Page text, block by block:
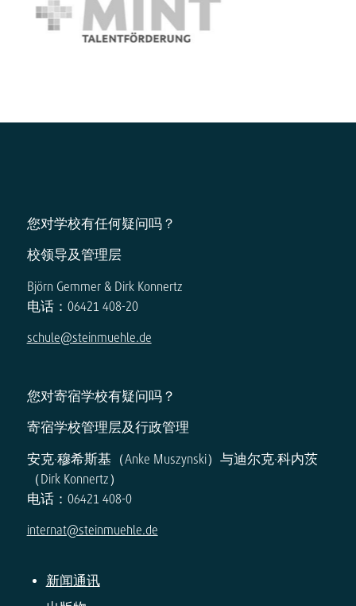
您对学校有任何疑问吗？
校领导及管理层
Björn Gemmer & Dirk Konnertz
电话：06421 408-20
schule@steinmuehle.de
您对寄宿学校有疑问吗？
寄宿学校管理层及行政管理
安克·穆希斯基（Anke Muszynski）与迪尔克·科内茨
（Dirk Konnertz）
电话：06421 408-0
internat@steinmuehle.de
新闻通讯